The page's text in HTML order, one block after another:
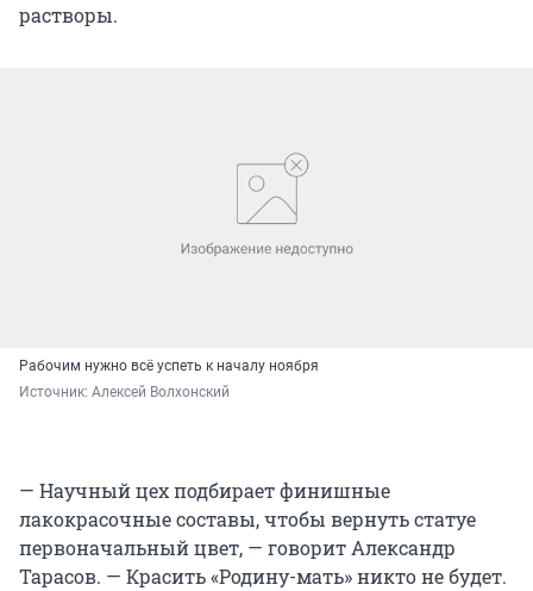
растворы.
Рабочим нужно всё успеть к началу ноября
Источник: Алексей Волхонский
— Научный цех подбирает финишные
лакокрасочные составы, чтобы вернуть статуе
первоначальный цвет, — говорит Александр
Тарасов. — Красить «Родину-мать» никто не будет.